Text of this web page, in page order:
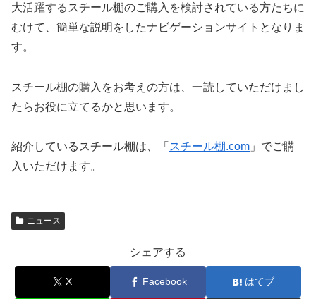
大活躍するスチール棚のご購入を検討されている方たちに
むけて、簡単な説明をしたナビゲーションサイトとなりま
す。
スチール棚の購入をお考えの方は、一読していただけまし
たらお役に立てるかと思います。
紹介しているスチール棚は、「 スチール棚.com 」でご購
入いただけます。
ニュース
シェアする
X Facebook はてブ